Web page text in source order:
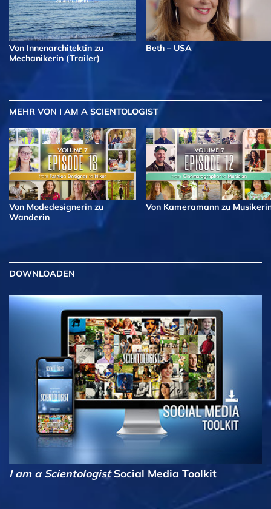
Von Innenarchitektin zu
Mechanikerin (Trailer)
Beth – USA
MEHR VON I AM A SCIENTOLOGIST
Von Modedesignerin zu
Wanderin
Von Kameramann zu
DOWNLOADEN
I am a ScientologistSocial Media Toolkit